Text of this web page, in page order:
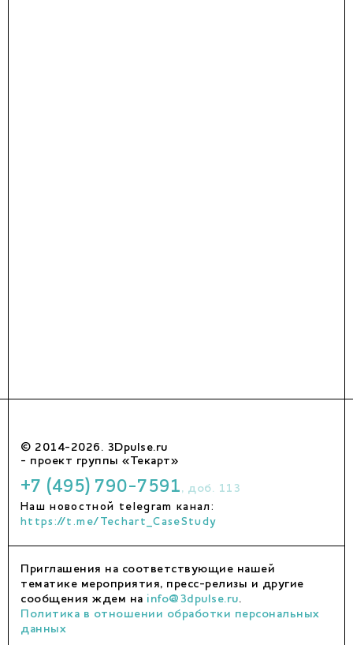
© 2014-2026. 3Dpulse.ru
- проект группы «Текарт»
+7 (495) 790-7591 , доб. 113
Наш новостной telegram канал:
https://t.me/Techart_CaseStudy
Приглашения на соответствующие нашей
тематике мероприятия, пресс-релизы и другие
сообщения ждем на info@3dpulse.ru.
Политика в отношении обработки персональных
данных